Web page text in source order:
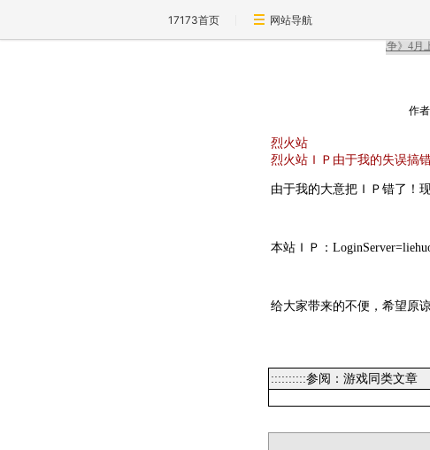
17173首页 网站导航
作者
烈火站
烈火站ＩＰ由于我的失误搞
由于我的大意把ＩＰ错了！
本站ＩＰ：
给大家带来的不便，希望原谅
::::::::::参阅：游戏同类文章